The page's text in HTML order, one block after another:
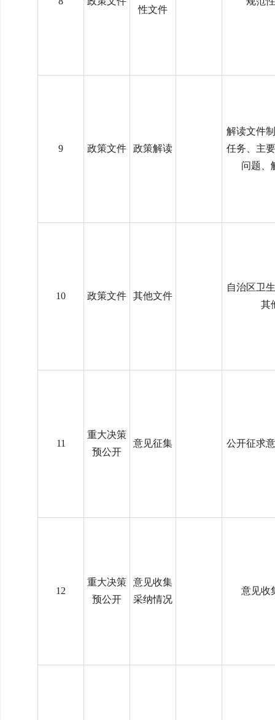
性文件
9 政策文件 政策解读
解读文件
任务、主
问题、
10 政策文件 其他文件
自治区卫
其
11
重大决策
预公开
意见征集 公开征求
12
重大决策
预公开
意见收集
采纳情况
意见收